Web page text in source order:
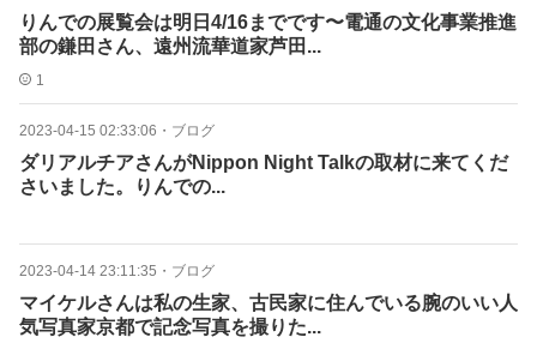
りんでの展覧会は明日4/16までです〜電通の文化事業推進
部の鎌田さん、遠州流華道家芦田...
1
2023-04-15 02:33:06 ・ ブログ
ダリアルチアさんがNippon Night Talkの取材に来てくだ
さいました。りんでの...
2023-04-14 23:11:35 ・ ブログ
マイケルさんは私の生家、古民家に住んでいる腕のいい人
気写真家京都で記念写真を撮りた...